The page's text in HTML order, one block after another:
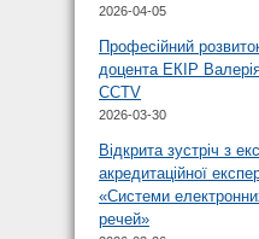
2026-04-05
Професійний
доцента ЕКІР
CCTV
2026-03-30
Відкрита зустріч з
акредитаційної
«Системи
речей»